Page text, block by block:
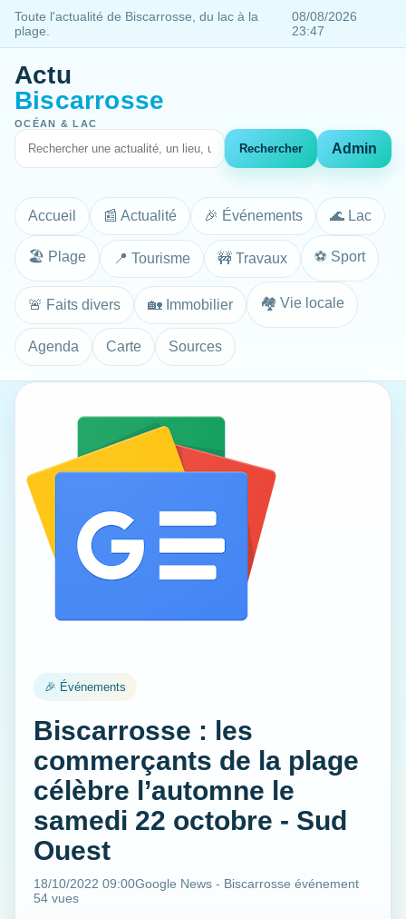
Toute l'actualité de Biscarrosse, du lac à la
plage.
08/08/2026
23:47
Actu
Biscarrosse
OCÉAN & LAC
Rechercher Admin
Accueil 📰 Actualité 🎉 Événements 🌊 Lac
🏖️ Plage 📍 Tourisme 🚧 Travaux ⚽ Sport
🚨 Faits divers 🏡 Immobilier 🏘️ Vie locale
Agenda Carte Sources
🎉 Événements
Biscarrosse : les
commerçants de la plage
célèbre l’automne le
samedi 22 octobre - Sud
Ouest
18/10/2022 09:00Google News - Biscarrosse événement
54 vues